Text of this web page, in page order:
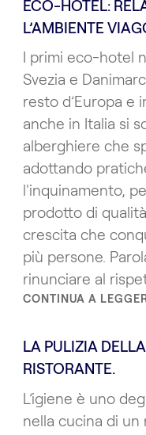
ECO-HOTEL:
L’AMBIENTE
I primi eco-hotel
Svezia e
resto d’Europa e
anche in Italia si
alberghiere che
adottando
l'inquinamento,
prodotto di
crescita che
più persone.
rinunciare al
CONTINUA A
LA PULIZIA
RISTORANTE.
L’igiene è uno
nella cucina di un